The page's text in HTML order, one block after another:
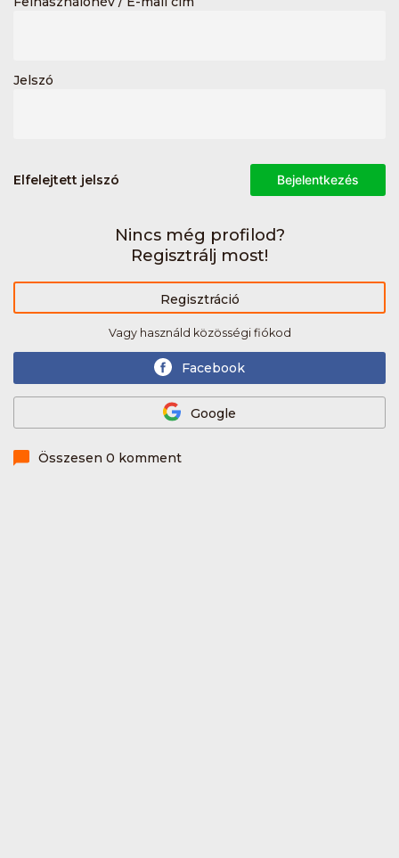
Jelszó
Elfelejtett jelszó Bejelentkezés
Nincs még profilod?
Regisztrálj most!
Regisztráció
Vagy használd közösségi fiókod
Facebook
Google
Összesen 0 komment